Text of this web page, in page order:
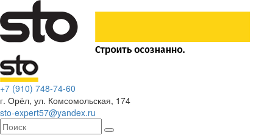
+7 (910) 748-74-60
г. Орёл, ул. Комсомольская, 174
sto-expert57@yandex.ru